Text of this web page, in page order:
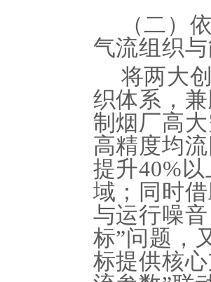
（二）
气流组织
将两大
织体系，
制烟厂高
高精度均
提升40%
域；同时
与运行噪
标”问题，
标提供核